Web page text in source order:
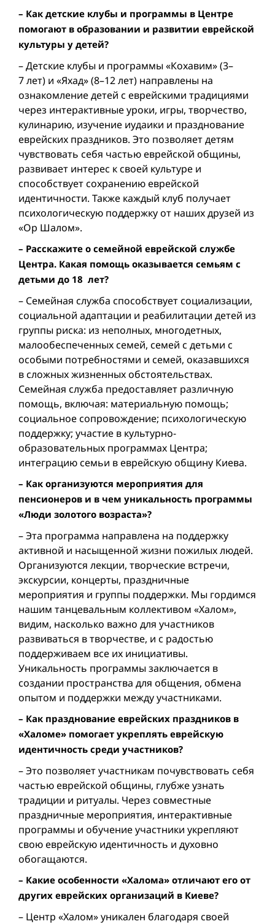
– Как детские клубы и программы в Центре
помогают в образовании и развитии еврейской
культуры у детей?
– Детские клубы и программы «Кохавим» (3–
7 лет) и «Яхад» (8–12 лет) направлены на
ознакомление детей с еврейскими традициями
через интерактивные уроки, игры, творчество,
кулинарию, изучение иудаики и празднование
еврейских праздников. Это позволяет детям
чувствовать себя частью еврейской общины,
развивает интерес к своей культуре и
способствует сохранению еврейской
идентичности. Также каждый клуб получает
психологическую поддержку от наших друзей из
«Ор Шалом».
– Расскажите о семейной еврейской службе
Центра. Какая помощь оказывается семьям с
детьми до 18 лет?
– Семейная служба способствует социализации,
социальной адаптации и реабилитации детей из
группы риска: из неполных, многодетных,
малообеспеченных семей, семей с детьми с
особыми потребностями и семей, оказавшихся
в сложных жизненных обстоятельствах.
Семейная служба предоставляет различную
помощь, включая: материальную помощь;
социальное сопровождение; психологическую
поддержку; участие в культурно-
образовательных программах Центра;
интеграцию семьи в еврейскую общину Киева.
– Как организуются мероприятия для
пенсионеров и в чем уникальность программы
«Люди золотого возраста»?
– Эта программа направлена на поддержку
активной и насыщенной жизни пожилых людей.
Организуются лекции, творческие встречи,
экскурсии, концерты, праздничные
мероприятия и группы поддержки. Мы гордимся
нашим танцевальным коллективом «Халом»,
видим, насколько важно для участников
развиваться в творчестве, и с радостью
поддерживаем все их инициативы.
Уникальность программы заключается в
создании пространства для общения, обмена
опытом и поддержки между участниками.
– Как празднование еврейских праздников в
«Халоме» помогает укреплять еврейскую
идентичность среди участников?
– Это позволяет участникам почувствовать себя
частью еврейской общины, глубже узнать
традиции и ритуалы. Через совместные
праздничные мероприятия, интерактивные
программы и обучение участники укрепляют
свою еврейскую идентичность и духовно
обогащаются.
– Какие особенности «Халома» отличают его от
других еврейских организаций в Киеве?
– Центр «Халом» уникален благодаря своей